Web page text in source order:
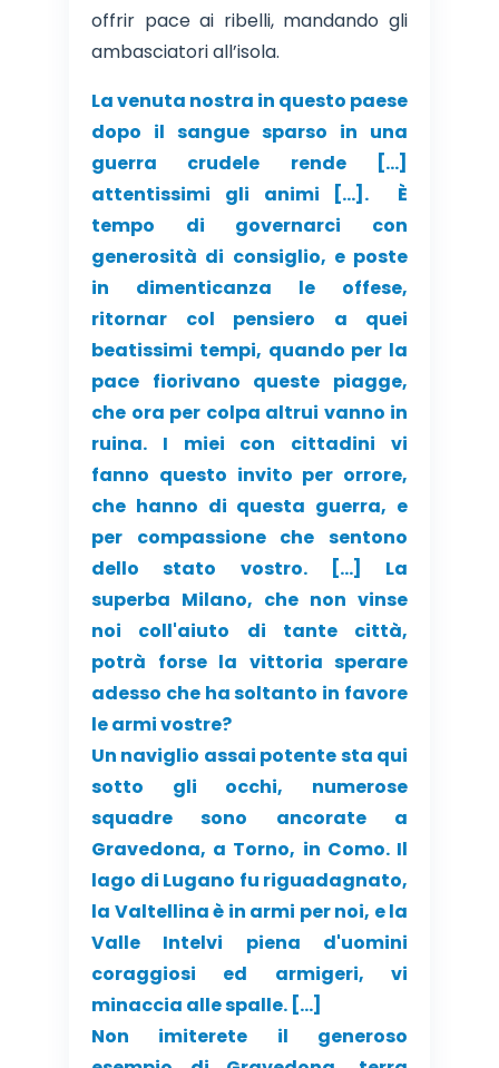
offrir pace ai ribelli, mandando gli
ambasciatori all’isola.
La venuta nostra in questo paese
dopo il sangue sparso in una
guerra crudele rende […]
attentissimi gli animi […]. È
tempo di governarci con
generosità di consiglio, e poste
in dimenticanza le offese,
ritornar col pensiero a quei
beatissimi tempi, quando per la
pace fiorivano queste piagge,
che ora per colpa altrui vanno in
ruina. I miei con cittadini vi
fanno questo invito per orrore,
che hanno di questa guerra, e
per compassione che sentono
dello stato vostro. […] La
superba Milano, che non vinse
noi coll'aiuto di tante città,
potrà forse la vittoria sperare
adesso che ha soltanto in favore
le armi vostre?
Un naviglio assai potente sta qui
sotto gli occhi, numerose
squadre sono ancorate a
Gravedona, a Torno, in Como. Il
lago di Lugano fu riguadagnato,
la Valtellina è in armi per noi, e la
Valle Intelvi piena d'uomini
coraggiosi ed armigeri, vi
minaccia alle spalle. […]
Non imiterete il generoso